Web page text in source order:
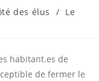
des élus / Le
habitant.es de
de fermer le